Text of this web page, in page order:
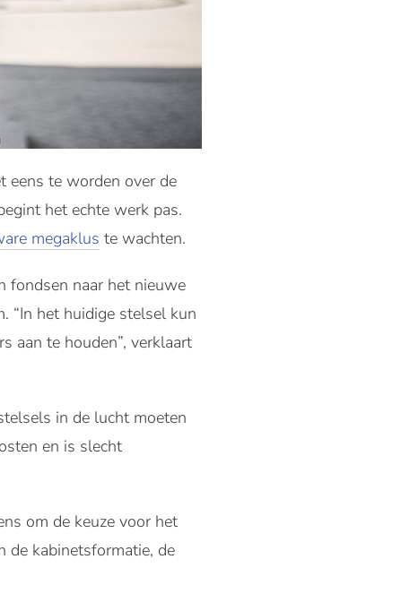
eens te worden over de
het echte werk pas.
megaklus te wachten.
fondsen naar het nieuwe
“In het huidige stelsel kun
aan te houden”, verklaart
in de lucht moeten
en is slecht
om de keuze voor het
de kabinetsformatie, de